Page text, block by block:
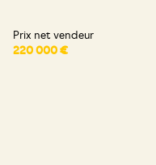
chambre
chambre
Prix net vendeur
220 000 €